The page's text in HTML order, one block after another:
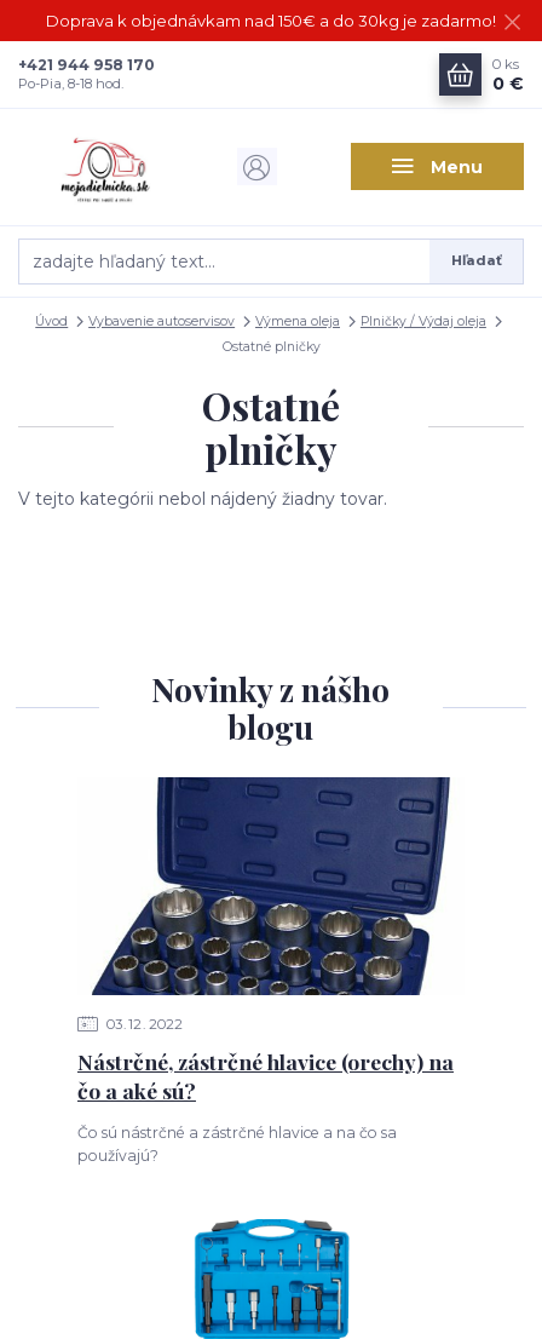
Doprava k objednávkam nad 150€ a do 30kg je zadarmo!
Menu
Hľadať
+421 944 958 170
Po-Pia, 8-18 hod.
0 ks
0 €
Úvod Vybavenie autoservisov Výmena oleja
Plničky / Výdaj oleja
Ostatné plničky
Ostatné
plničky
V tejto kategórii nebol nájdený žiadny tovar.
Novinky z nášho
blogu
03 12 2022
Nástrčné, zástrčné hlavice (orechy) na
čo a aké sú?
Čo sú nástrčné a zástrčné hlavice a na čo sa
používajú?